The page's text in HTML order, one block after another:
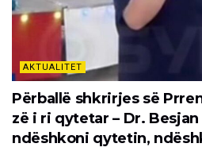
AKTUALITET
Përballë shkrirjes së
zë i ri qytetar – Dr.
ndëshkoni qytetin,